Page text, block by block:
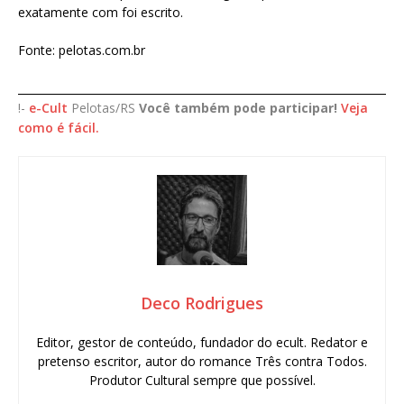
exatamente com foi escrito.
Fonte: pelotas.com.br
!- e-Cult Pelotas/RS Você também pode participar! Veja
como é fácil.
Deco Rodrigues
Editor, gestor de conteúdo, fundador do ecult. Redator e
pretenso escritor, autor do romance Três contra Todos.
Produtor Cultural sempre que possível.